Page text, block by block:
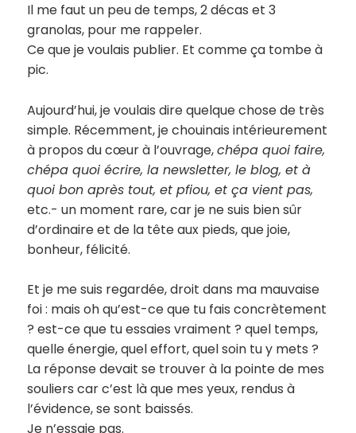
Il me faut un peu de temps, 2 décas et 3
granolas, pour me rappeler.
Ce que je voulais publier. Et comme ça tombe à
pic.
Aujourd’hui, je voulais dire quelque chose de très
simple. Récemment, je chouinais intérieurement
à propos du cœur à l’ouvrage,chépa quoi faire,
chépa quoi écrire, la newsletter, le blog, et à
quoi bon après tout, et pfiou, et ça vient pas,
etc.- un moment rare, car je ne suis bien sûr
d’ordinaire et de la tête aux pieds, que joie,
bonheur, félicité.
Et je me suis regardée, droit dans ma mauvaise
foi : mais oh qu’est-ce que tu fais concrètement
? est-ce que tu essaies vraiment ? quel temps,
quelle énergie, quel effort, quel soin tu y mets ?
La réponse devait se trouver à la pointe de mes
souliers car c’est là que mes yeux, rendus à
l’évidence, se sont baissés.
Je n’essaie pas.